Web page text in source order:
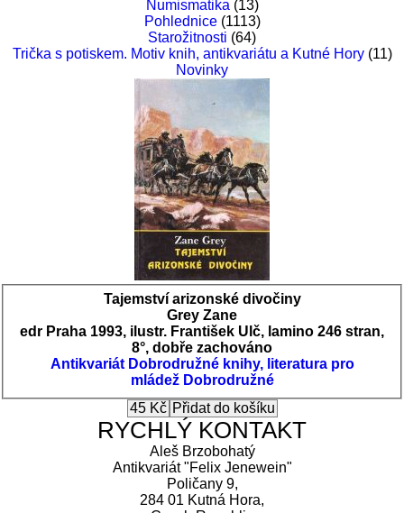
Numismatika (13)
Pohlednice(1113)
Starožitnosti (64)
Trička s potiskem. Motiv knih, antikvariátu a Kutné Hory(11)
Novinky
Tajemství arizonské divočiny
Grey Zane
edr Praha 1993, ilustr. František Ulč, lamino 246 stran,
8°, dobře zachováno
Antikvariát Dobrodružné knihy, literatura pro
mládež Dobrodružné
RYCHLÝ KONTAKT
Aleš Brzobohatý
Antikvariát "Felix Jenewein"
Poličany 9,
284 01 Kutná Hora,